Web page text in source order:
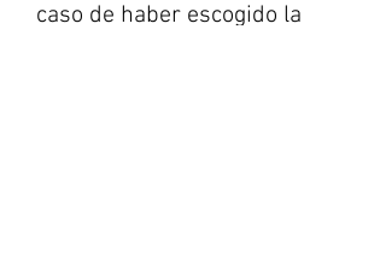
caso de haber escogido la